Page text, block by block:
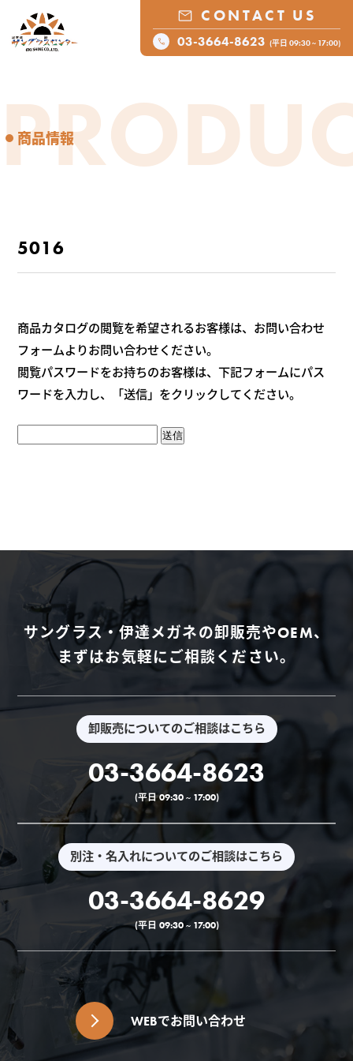
CONTACT US
03-3664-8623 (平日 09:30 ~ 17:00)
商品情報
5016
商品カタログの閲覧を希望されるお客様は、お問い合わせ
フォームよりお問い合わせください。
閲覧パスワードをお持ちのお客様は、下記フォームにパス
ワードを入力し、「送信」をクリックしてください。
送信
サングラス・伊達メガネの卸販売やOEM、
まずはお気軽にご相談ください。
卸販売についてのご相談はこちら
03-3664-8623
(平日 09:30 ~ 17:00)
別注・名入れについてのご相談はこちら
03-3664-8629
(平日 09:30 ~ 17:00)
WEBでお問い合わせ